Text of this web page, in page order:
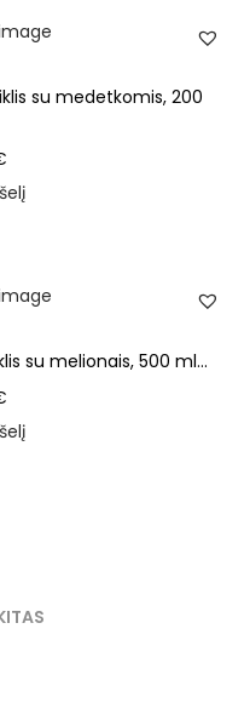
su medetkomis, 200
su melionais, 500 ml...